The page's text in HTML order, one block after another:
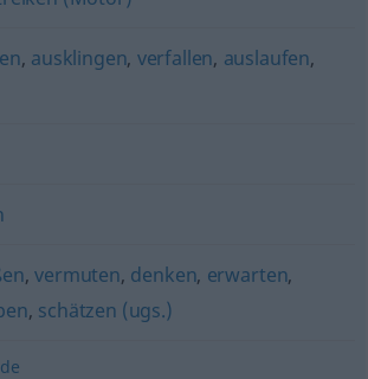
, ausklingen, verfallen, auslaufen,
,vermuten, denken, erwarten,
, schätzen (ugs.)